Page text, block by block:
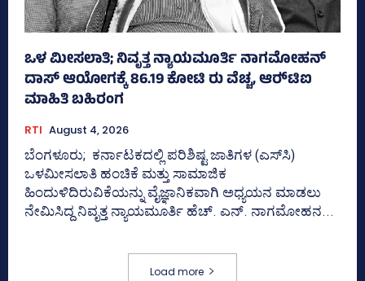
ಒಳ ಮೀಸಲಾತಿ; ನಿವೃತ್ತ ನ್ಯಾಯಮೂರ್ತಿ ನಾಗಮೋಹನ್
ದಾಸ್ ಆಯೋಗಕ್ಕೆ 86.19 ಕೋಟಿ ರು ವೆಚ್ಚ, ಆರ್‍‌ಟಿಐ
ಮಾಹಿತಿ ಬಹಿರಂಗ
RTI August 4, 2026
ಬೆಂಗಳೂರು; ಕರ್ನಾಟಕದಲ್ಲಿ ಪರಿಶಿಷ್ಟ ಜಾತಿಗಳ (ಎಸ್‌ಸಿ)
ಒಳಮೀಸಲಾತಿ ಹಂಚಿಕೆ ಮತ್ತು ಸಾಮಾಜಿಕ
ಹಿಂದುಳಿದಿರುವಿಕೆಯನ್ನು ವೈಜ್ಞಾನಿಕವಾಗಿ ಅಧ್ಯಯನ ಮಾಡಲು
ನೇಮಿಸಿದ್ದ ನಿವೃತ್ತ ನ್ಯಾಯಮೂರ್ತಿ ಹೆಚ್. ಎನ್. ನಾಗಮೋಹನ...
Load more